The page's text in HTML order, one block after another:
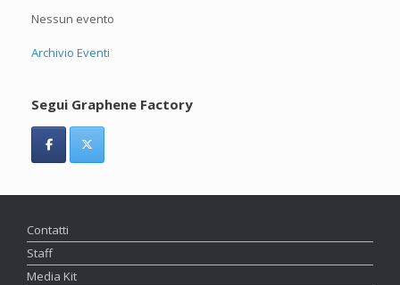
Nessun evento
Archivio Eventi
Segui Graphene Factory
Contatti
Staff
Media Kit